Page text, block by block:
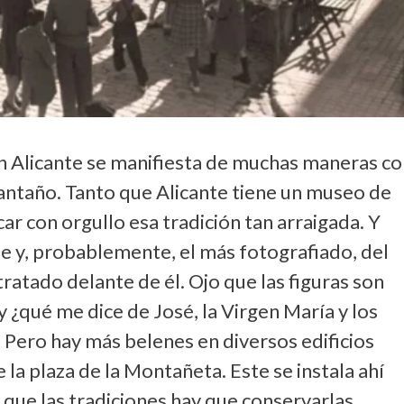
Alicante se manifiesta de muchas maneras
Tanto que Alicante tiene un museo de
con orgullo esa tradición tan arraigada. Y
y, probablemente, el más fotografiado, del
delante de él. Ojo que las figuras son
me dice de José, la Virgen María y los
hay más belenes en diversos edificios
plaza de la Montañeta. Este se instala ahí